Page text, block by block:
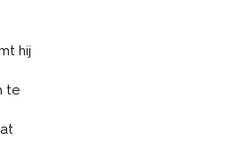
hij
te